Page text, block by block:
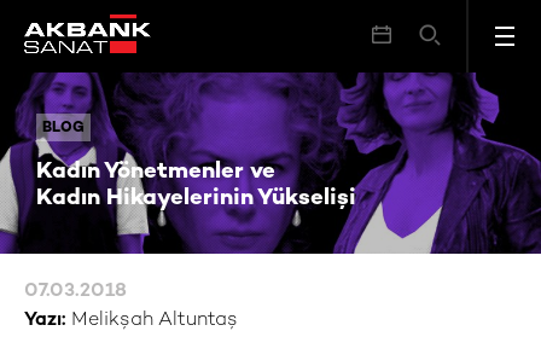
BLOG
Kadın Yönetmenler ve
Kadın Hikayelerinin Yükselişi
BLOG Kadın Yönetmenler ve Kadın Hikayelerinin Yükselişi
07.03.2018
Yazı: Melikşah Altuntaş